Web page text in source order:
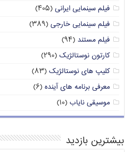
فیلم سینمایی ایرانی (۴۰۵)
فیلم سینمایی خارجی (۳۸۹)
فیلم مستند (۹۴)
کارتون نوستالژیک (۲۹۰)
کلیپ های نوستالژیک (۸۳)
معرفی برنامه های آینده (۶)
موسیقی نایاب (۱۰)
بیشترین بازدید